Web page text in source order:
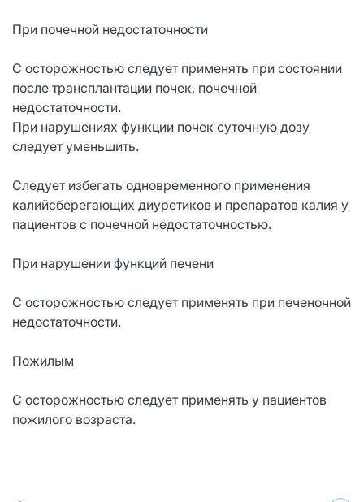
При почечной недостаточности
С осторожностью следует применять при состоянии
после трансплантации почек, почечной
недостаточности.
При нарушениях функции почек суточную дозу
следует уменьшить.
Следует избегать одновременного применения
калийсберегающих диуретиков и препаратов калия у
пациентов с почечной недостаточностью.
При нарушении функций печени
С осторожностью следует применять при печеночной
недостаточности.
Пожилым
С осторожностью следует применять у пациентов
пожилого возраста.